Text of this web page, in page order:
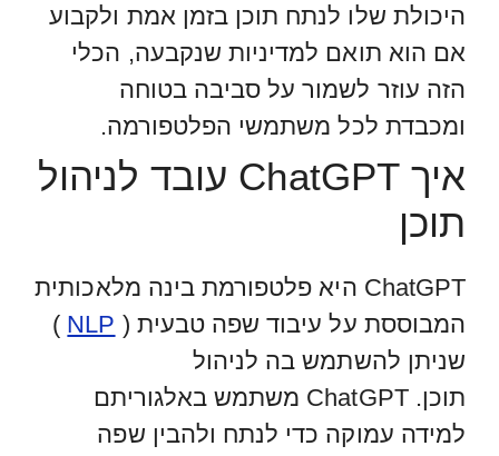
היכולת שלו לנתח תוכן בזמן אמת ולקבוע
אם הוא תואם למדיניות שנקבעה, הכלי
הזה עוזר לשמור על סביבה בטוחה
ומכבדת לכל משתמשי הפלטפורמה.
איך ChatGPT עובד לניהול
תוכן
ChatGPT היא פלטפורמת בינה מלאכותית
המבוססת על עיבוד שפה טבעית ( NLP
)
שניתן להשתמש בה לניהול
תוכן. ChatGPT משתמש באלגוריתם
למידה עמוקה כדי לנתח ולהבין שפה